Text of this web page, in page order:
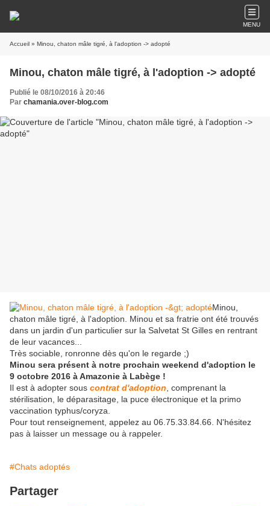
MENU
Accueil » Minou, chaton mâle tigré, à l'adoption -> adopté
Minou, chaton mâle tigré, à l'adoption -> adopté
Publié le 08/10/2016 à 20:46
Par chamania.over-blog.com
Minou,
chaton mâle tigré, à l'adoption. Minou et sa fratrie ont été trouvés
dans un jardin d'un particulier sur la Salvetat St Gilles en rentrant
de leur vacances...
Très sociable, ronronne dès qu'on le regarde ;)
Minou sera présent à notre prochain weekend d'adoption le
9 octobre 2016 à Amazonie à Labège !
Il est à adopter sous contrat d'adoption , comprenant la
stérilisation, le déparasitage, la puce électronique et la primo
vaccination typhus/coryza.
Pour tout renseignement, appelez au 06.75.33.84.66. N'hésitez
pas à laisser un message ou à rappeler.
#Chats adoptés
Partager